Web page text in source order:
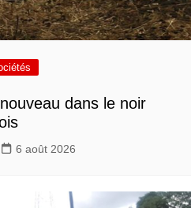
dans le noir
6 août 2026